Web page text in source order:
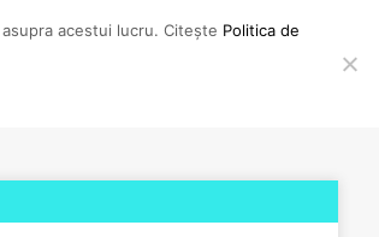
acestui lucru. Citește Politica de